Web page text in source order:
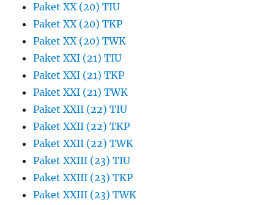
Paket XX (20) TIU
Paket XX (20) TKP
Paket XX (20) TWK
Paket XXI (21) TIU
Paket XXI (21) TKP
Paket XXI (21) TWK
Paket XXII (22) TIU
Paket XXII (22) TKP
Paket XXII (22) TWK
Paket XXIII (23) TIU
Paket XXIII (23) TKP
Paket XXIII (23) TWK